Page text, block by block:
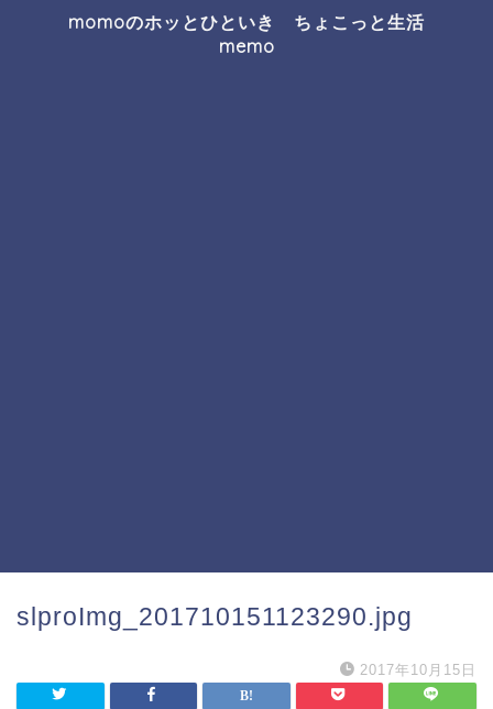
momoのホッとひといき ちょこっと生活
memo
slproImg_201710151123290.jpg
2017年10月15日